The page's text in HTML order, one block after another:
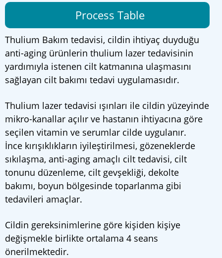
Process Table
Thulium Bakım tedavisi, cildin ihtiyaç duyduğu
anti-aging ürünlerin thulium lazer tedavisinin
yardımıyla istenen cilt katmanına ulaşmasını
sağlayan cilt bakımı tedavi uygulamasıdır.
Thulium lazer tedavisi ışınları ile cildin yüzeyinde
mikro-kanallar açılır ve hastanın ihtiyacına göre
seçilen vitamin ve serumlar cilde uygulanır.
İnce kırışıklıkların iyileştirilmesi, gözeneklerde
sıkılaşma, anti-aging amaçlı cilt tedavisi, cilt
tonunu düzenleme, cilt gevşekliği, dekolte
bakımı, boyun bölgesinde toparlanma gibi
tedavileri amaçlar.
Cildin gereksinimlerine göre kişiden kişiye
değişmekle birlikte ortalama 4 seans
önerilmektedir.